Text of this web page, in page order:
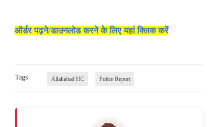
ऑर्डर पढ़ने/डाउनलोड करने के लिए यहां क्लिक करें
Tags Allahabad HC Police Report